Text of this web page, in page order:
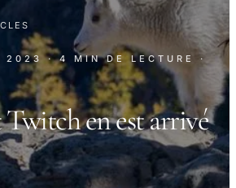
2023 · 4 MIN DE LECTURE
·
en est arrivé